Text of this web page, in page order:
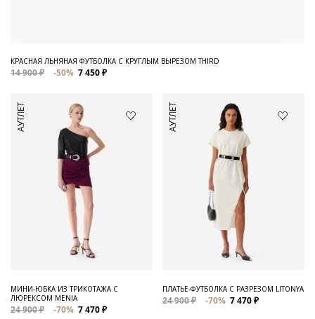
КРАСНАЯ ЛЬНЯНАЯ ФУТБОЛКА С КРУГЛЫМ ВЫРЕЗОМ THIRD
14 900 ₽ -50% 7 450 ₽
АУТЛЕТ
МИНИ-ЮБКА ИЗ ТРИКОТАЖА С
ЛЮРЕКСОМ MENIA
24 900 ₽ -70% 7 470 ₽
АУТЛЕТ
ПЛАТЬЕ-ФУТБОЛКА С РАЗРЕЗОМ LITONYA
24 900 ₽ -70% 7 470 ₽